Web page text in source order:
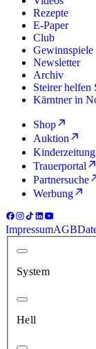
Rezepte
E-Paper
Club
Gewinnspiele
Newsletter
Archiv
Steirer helfen
Kärntner in
Shop
Auktion
Kinderzeitung
Trauerportal
Partnersuche
Werbung
ImpressumAGB
System
Hell